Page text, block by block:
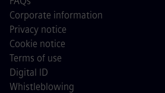
Corporate information
Privacy notice
Cookie notice
Terms of use
Digital ID
Whistleblowing